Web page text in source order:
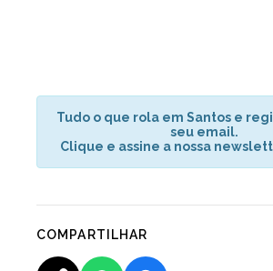
Tudo o que rola em Santos e
seu email.
Clique e assine a nossa
COMPARTILHAR